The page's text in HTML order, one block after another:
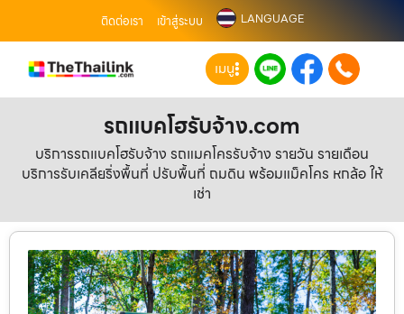
ติดต่อเรา เข้าสู่ระบบ LANGUAGE
เมนู
รถแบคโฮรับจ้าง.com
บริการรถแบคโฮรับจ้าง รถแมคโครรับจ้าง รายวัน รายเดือน
บริการรับเคลียริ่งพื้นที่ ปรับพื้นที่ ถมดิน พร้อมแม็คโคร หกล้อ ให้
เช่า